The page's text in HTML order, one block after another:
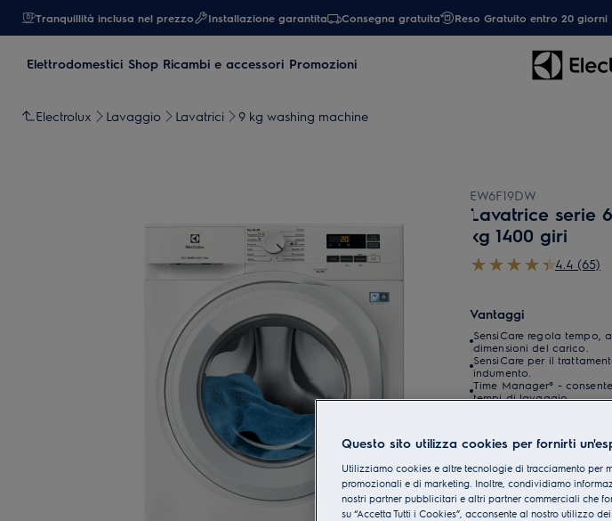
Tranquillità inclusa nel prezzo Installazione garantita Consegna gratuita Reso Gratuito entro 20 giorni
Elettrodomestici Shop Ricambi e accessori Promozioni
Electrolux Lavaggio Lavatrici 9 kg washing machine
EW6F19DW
Lavatrice serie
kg 1400 giri
4.4 (65)
Vantaggi
SensiCare regola tempo,
dimensioni del carico.
SensiCare per il
indumento.
Time Manager® -
tempi di lavaggio
Servizi
Consegna a bordo
(in circa 3-6 giorni
lavorativi)
Questo sito utilizza cookies per fornirti
Utilizziamo cookies e altre tecnologie di tracciamento per
promozionali e di marketing. Inoltre, condividiamo
nostri partner pubblicitari e altri partner commerciali che
su “Accetta Tutti i Cookies”, acconsente al nostro utilizzo